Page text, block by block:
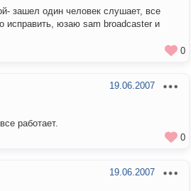
зашел один человек слушает, все
исправить, юзаю sam broadcaster и
0
19.06.2007
работает.
0
19.06.2007